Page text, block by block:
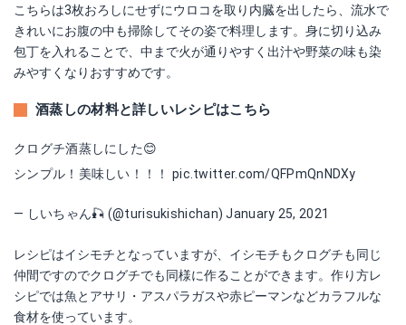
こちらは3枚おろしにせずにウロコを取り内臓を出したら、流水で
きれいにお腹の中も掃除してその姿で料理します。身に切り込み
包丁を入れることで、中まで火が通りやすく出汁や野菜の味も染
みやすくなりおすすめです。
酒蒸しの材料と詳しいレシピはこちら
クログチ酒蒸しにした😊
シンプル！美味しい！！！ pic.twitter.com/QFPmQnNDXy
— しいちゃん🎣 (@turisukishichan)January 25, 2021
レシピはイシモチとなっていますが、イシモチもクログチも同じ
仲間ですのでクログチでも同様に作ることができます。作り方レ
シピでは魚とアサリ・アスパラガスや赤ピーマンなどカラフルな
食材を使っています。